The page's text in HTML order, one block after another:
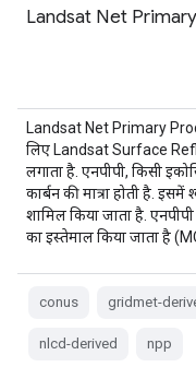
Landsat Net
Landsat Net Primary
लिए Landsat Surface
लगाता है. एनपीपी, किसी
कार्बन की मात्रा होती है.
शामिल किया जाता है.
का इस्तेमाल किया जाता है
conus gridmet-
nlcd-derived npp